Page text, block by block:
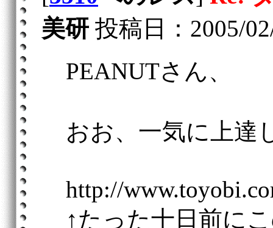
美研 投稿日：2005/
PEANUTさん、
おお、一気に上達
http://
↑たった十日前に